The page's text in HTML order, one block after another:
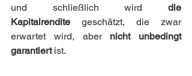
und schließlich wird die
Kapitalrendite geschätzt, die zwar
erwartet wird, aber nicht unbedingt
garantiert ist.